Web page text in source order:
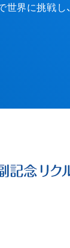
世界に挑戦